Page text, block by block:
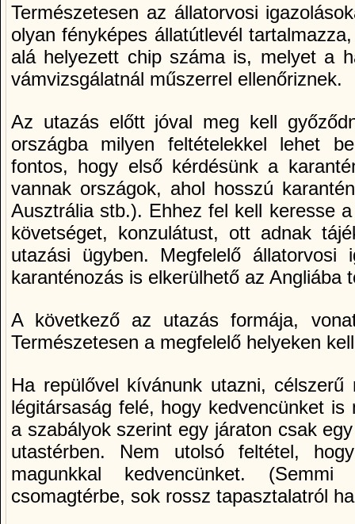
Természetesen az állatorvosi
olyan fényképes állatútlevél
alá helyezett chip száma is, melyet a
vámvizsgálatnál műszerrel ellenőriznek.
Az utazás előtt jóval meg kell
országba milyen feltételekkel lehet
fontos, hogy első kérdésünk a
vannak országok, ahol hosszú
Ausztrália stb.). Ehhez fel kell keresse
követséget, konzulátust, ott adnak
utazási ügyben. Megfelelő állatorvosi
karanténozás is elkerülhető az Angliába
A következő az utazás formája,
Természetesen a megfelelő helyeken
Ha repülővel kívánunk utazni,
légitársaság felé, hogy kedvencünket is
a szabályok szerint egy járaton csak
utastérben. Nem utolsó feltétel,
magunkkal kedvencünket.
csomagtérbe, sok rossz tapasztalatról